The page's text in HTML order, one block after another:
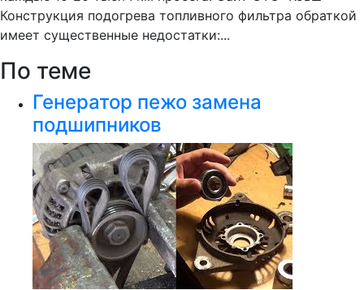
Конструкция подогрева топливного фильтра обраткой
имеет существенные недостатки:...
По теме
Генератор пежо замена
подшипников